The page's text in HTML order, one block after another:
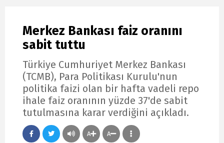
Merkez Bankası faiz oranını
sabit tuttu
Türkiye Cumhuriyet Merkez Bankası
(TCMB), Para Politikası Kurulu'nun
politika faizi olan bir hafta vadeli repo
ihale faiz oranının yüzde 37'de sabit
tutulmasına karar verdiğini açıkladı.
A A